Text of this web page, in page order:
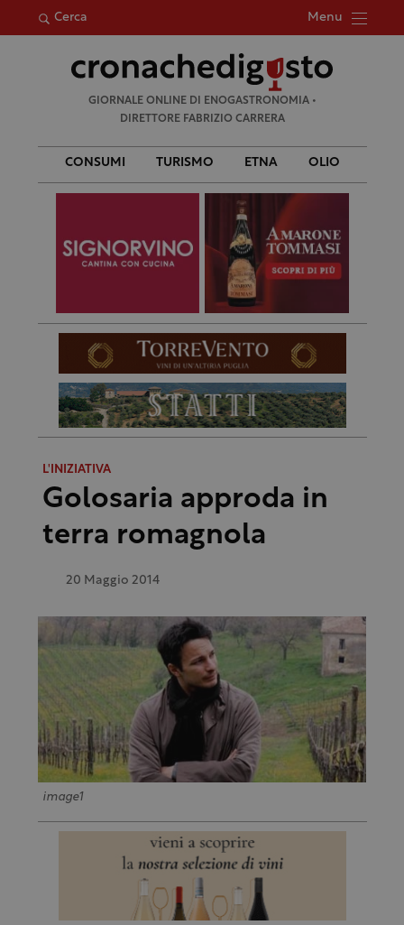
Cerca Menu
per:
GIORNALE ONLINE DI ENOGASTRONOMIA •
DIRETTORE FABRIZIO CARRERA
CONSUMI TURISMO ETNA OLIO
L'INIZIATIVA
Golosaria approda in
terra romagnola
20 Maggio 2014
image1